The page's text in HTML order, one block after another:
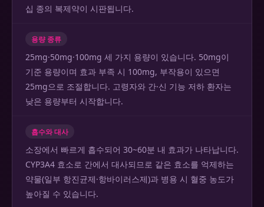
십 종의 복제약이 시판됩니다.
용량 종류
25mg·50mg·100mg 세 가지 용량이 있습니다. 50mg이
기준 용량이며 효과 부족 시 100mg, 부작용이 있으면
25mg으로 조절합니다. 고령자와 간·신 기능 저하 환자는
낮은 용량부터 시작합니다.
흡수와 대사
소장에서 빠르게 흡수되어 30~60분 내 효과가 나타납니다.
CYP3A4 효소로 간에서 대사되므로 같은 효소를 억제하는
약물(일부 항진균제·항바이러스제)과 병용 시 혈중 농도가
높아질 수 있습니다.